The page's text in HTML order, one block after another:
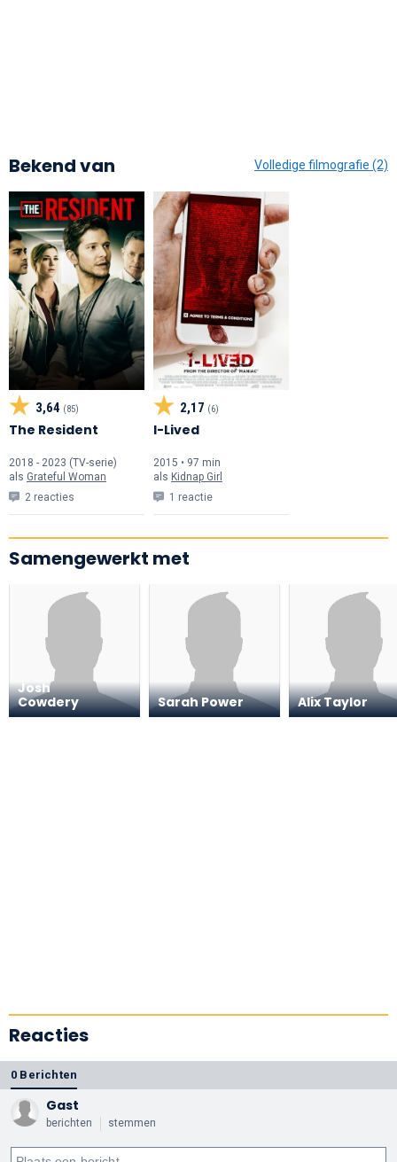
Bekend van Volledige filmografie (2)
3,64 (85)
The Resident
2018 - 2023 (TV-serie)
als Grateful Woman
2 reacties
2,17 (6)
I-Lived
2015 • 97 min
als Kidnap Girl
1 reactie
Samengewerkt met
Josh
Cowdery
Sarah Power Alix Taylor
Reacties
0 Berichten
Gast
berichten stemmen